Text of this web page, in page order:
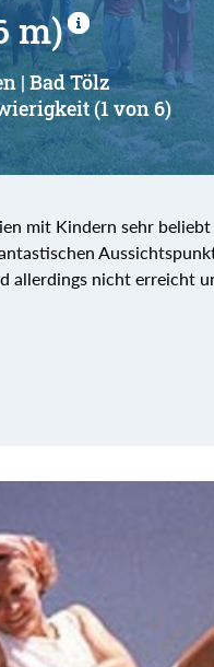
m)
| Bad Tölz
(1 von 6)
mit Kindern sehr
allerdings nicht erreicht